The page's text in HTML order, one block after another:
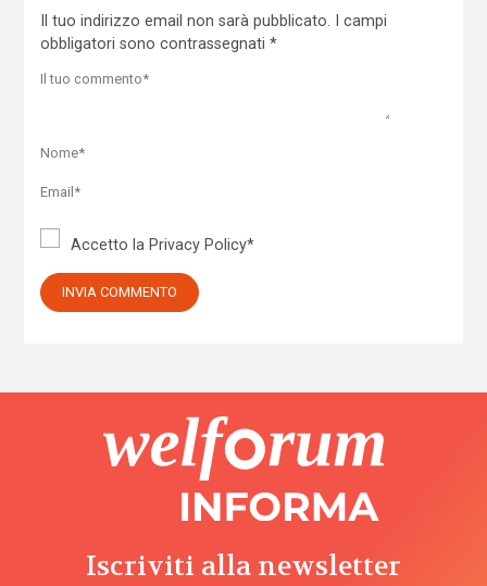
Il tuo indirizzo email non sarà pubblicato.
I campi
obbligatori sono contrassegnati *
Accetto la Privacy Policy*
Iscriviti alla newsletter